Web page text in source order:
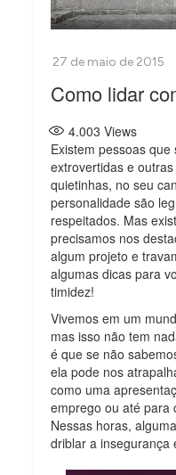
Como lidar
4.003 Views
Existem pessoas
extrovertidas e
quietinhas, no seu
personalidade são
respeitados. Mas
precisamos nos
algum projeto e
algumas dicas para
timidez!
Vivemos em um
mas isso não tem
é que se não
ela pode nos
como uma
emprego ou até para
Nessas horas,
driblar a insegurança